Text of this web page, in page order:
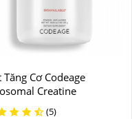
Tăng Cơ Codeage
Creatine
(5)